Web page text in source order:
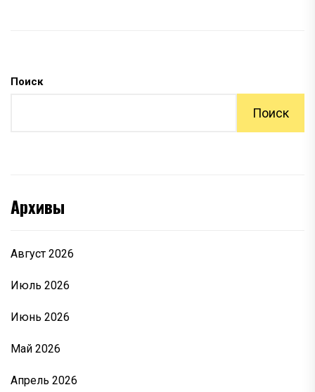
Поиск
Поиск
Архивы
Август 2026
Июль 2026
Июнь 2026
Май 2026
Апрель 2026